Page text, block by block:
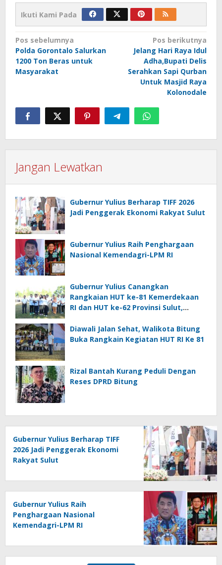
Ikuti Kami Pada
Navigasi
pos
Pos sebelumnya
Polda Gorontalo Salurkan
1200 Ton Beras untuk
Masyarakat
Pos berikutnya
Jelang Hari Raya Idul
Adha,Bupati Delis
Serahkan Sapi Qurban
Untuk Masjid Raya
Kolonodale
Jangan Lewatkan
Gubernur Yulius Berharap TIFF 2026
Jadi Penggerak Ekonomi Rakyat Sulut
Gubernur Yulius Raih Penghargaan
Nasional Kemendagri-LPM RI
Gubernur Yulius Canangkan
Rangkaian HUT ke-81 Kemerdekaan
RI dan HUT ke-62 Provinsi Sulut,
Diawali Jalan Sehat, Walikota Bitung
Buka Rangkain Kegiatan HUT RI Ke 81
Rizal Bantah Kurang Peduli Dengan
Reses DPRD Bitung
Gubernur Yulius Berharap TIFF
2026 Jadi Penggerak Ekonomi
Rakyat Sulut
Gubernur Yulius Raih
Penghargaan Nasional
Kemendagri-LPM RI